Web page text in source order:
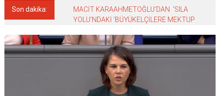
Son dakika:
MACİT KARAAHMETOĞLU’DAN ‘SILA
YOLU’NDAKİ ’BÜYÜKELÇİLERE MEKTUP